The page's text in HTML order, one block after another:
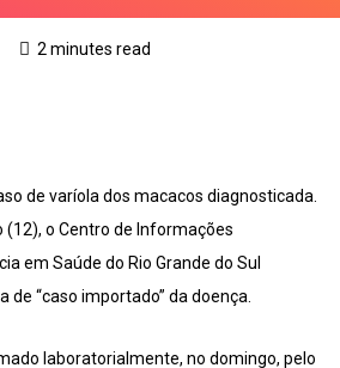
2 minutes read
de varíola dos macacos diagnosticada.
(12), o Centro de Informações
em Saúde do Rio Grande do Sul
de “caso importado” da doença.
laboratorialmente, no domingo, pelo